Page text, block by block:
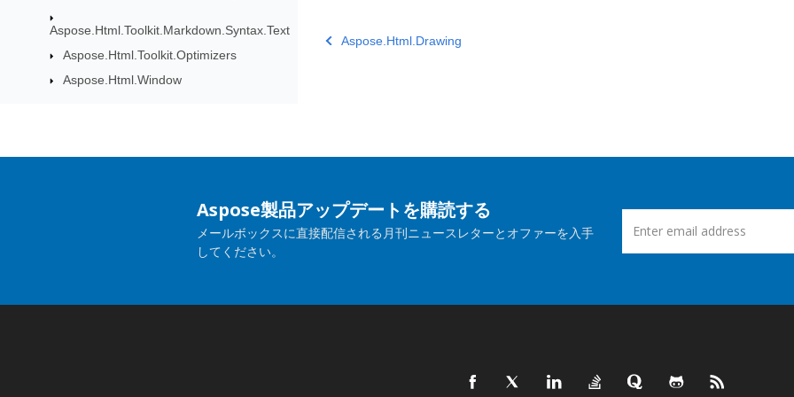
Aspose.Html.Toolkit.Markdown.Syntax.Text
Aspose.Html.Toolkit.Optimizers
Aspose.Html.Window
Aspose.Html.Drawing
Aspose製品アップデートを購読する
メールボックスに直接配信される月刊ニュースレターとオファーを入手
してください。